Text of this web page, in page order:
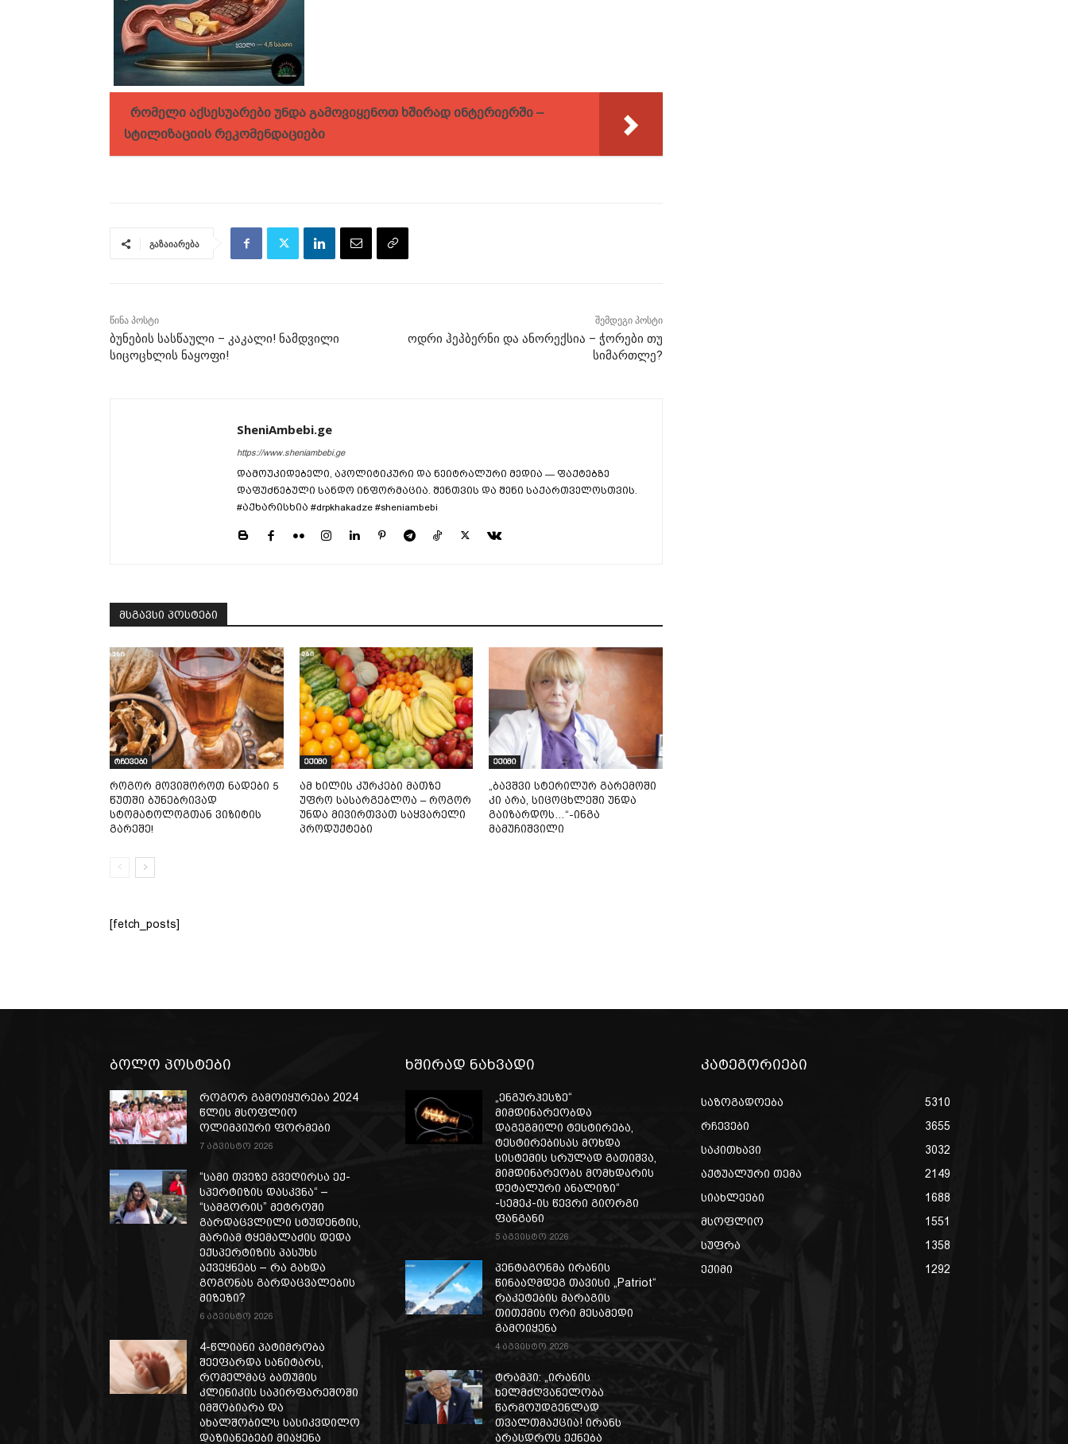
რომელი აქსესუარები უნდა გამოვიყენოთ ხშირად ინტერიერში –
სტილიზაციის რეკომენდაციები
გაზაიარება
წინა პოსტი
ბუნების სასწაული – კაკალი! ნამდვილი
სიცოცხლის ნაყოფი!
შემდეგი პოსტი
ოდრი ჰეპბერნი და ანორექსია – ჭორები თუ
სიმართლე?
SheniAmbebi.ge
https://www.sheniambebi.ge
დამოუკიდებელი, აპოლიტიკური და ნეიტრალური მედია — ფაქტებზე
დაფუძნებული სანდო ინფორმაცია. შენთვის და შენი საქართველოსთვის.
#აქხარისხია #drpkhakadze #sheniambebi
მსგავსი პოსტები
რჩევები
როგორ მოვიშოროთ ნადები 5
წუთში ბუნებრივად
სტომატოლოგთან ვიზიტის
გარეშე!
ექიმი
ამ ხილის კურკები მათზე
უფრო სასარგებლოა – როგორ
უნდა მივირთვათ საყვარელი
პროდუქტები
ექიმი
„ბავშვი სტერილურ გარემოში
კი არა, სიცოცხლეში უნდა
გაიზარდოს…“-ინგა
მამუჩიშვილი
[fetch_posts]
ბოლო პოსტები
როგორ გამოიყურება 2024
წლის მსოფლიო
ოლიმპიური ფორმები
7 აგვისტო 2026
“სამი თვე­ზე გვე­ღირ­სა ექ­
სპერ­ტი­ზის დას­კვნა“ –
“სამგორის” მეტროში
გარდაცვლილი სტუდენტის,
მარიამ ტყემალაძის დედა
ექსპერტიზის პასუხს
აქვეყნებს – რა გახდა
გოგონას გარდაცვალების
მიზეზი?
6 აგვისტო 2026
4-წლიანი პატიმრობა
შეეფარდა სანიტარს,
რომელმაც ბათუმის
კლინიკის საპირფარეშოში
იმშობიარა და
ახალშობილს სასიკვდილო
დაზიანებები მიაყენა
ხშირად ნახვადი
„ენგურჰესზე“
მიმდინარეობდა
დაგეგმილი ტესტირება,
ტესტირებისას მოხდა
სისტემის სრულად გათიშვა,
მიმდინარეობს მომხდარის
დეტალური ანალიზი“
-სემეკ-ის წევრი გიორგი
ფანგანი
5 აგვისტო 2026
პენტაგონმა ირანის
წინააღმდეგ თავისი „Patriot“
რაკეტების მარაგის
თითქმის ორი მესამედი
გამოიყენა
4 აგვისტო 2026
ტრამპი: „ირანის
ხელმძღვანელობა
წარმოუდგენლად
თვალთმაქცია! ირანს
არასდროს ექნება
კატეგორიები
საზოგადოება
5310
რჩევები
3655
საკითხავი
3032
აქტუალური თემა
2149
სიახლეები
1688
მსოფლიო
1551
სუფრა
1358
ექიმი
1292